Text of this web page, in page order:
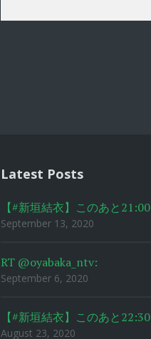
Latest Posts
【#新垣結衣】このあと21:00
September 13, 2020
RT @oyabaka_ntv:
September 6, 2020
【#新垣結衣】このあと22:30
August 23, 2020